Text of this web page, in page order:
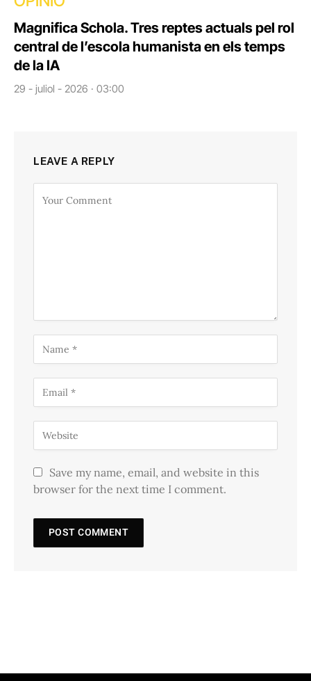
Magnifica Schola. Tres reptes actuals pel rol
central de l’escola humanista en els temps
de la IA
29 - juliol - 2026 · 03:00
LEAVE A REPLY
Save my name, email, and website in this
browser for the next time I comment.